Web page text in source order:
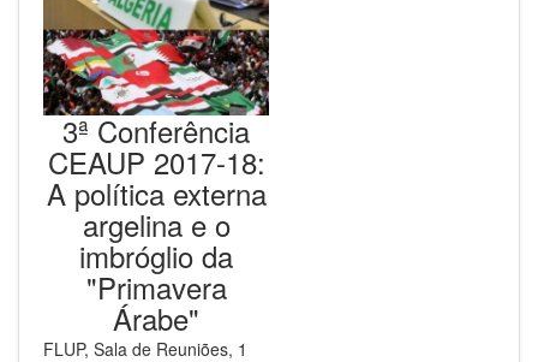
3ª Conferência
CEAUP 2017-18:
A política externa
argelina e o
imbróglio da
"Primavera
Árabe"
FLUP, Sala de Reuniões, 1